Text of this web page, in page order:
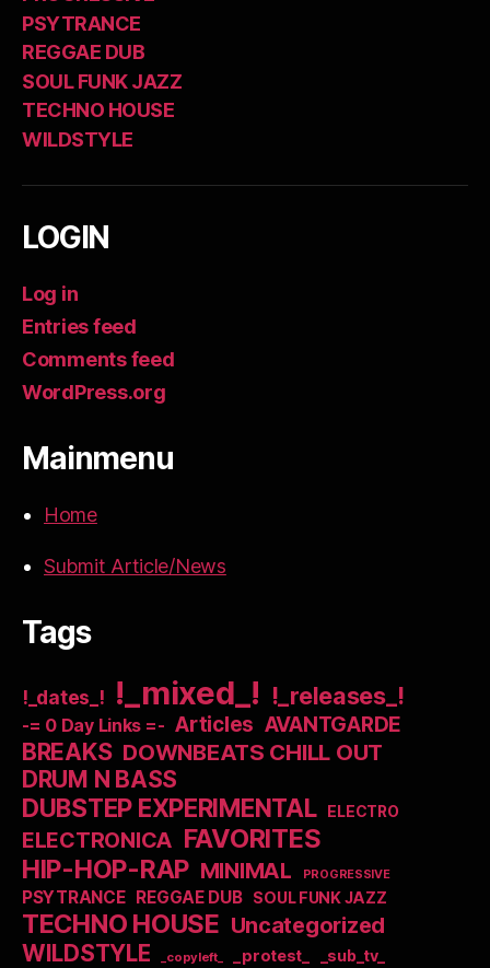
PSYTRANCE
REGGAE DUB
SOUL FUNK JAZZ
TECHNO HOUSE
WILDSTYLE
LOGIN
Log in
Entries feed
Comments feed
WordPress.org
Mainmenu
Home
Submit Article/News
Tags
!_dates_! !_mixed_! !_releases_!
-= 0 Day Links =- Articles AVANTGARDE
BREAKS DOWNBEATS CHILL OUT
DRUM N BASS
DUBSTEP EXPERIMENTAL ELECTRO
ELECTRONICA FAVORITES
HIP-HOP-RAP MINIMAL PROGRESSIVE
PSYTRANCE REGGAE DUB SOUL FUNK JAZZ
TECHNO HOUSE Uncategorized
WILDSTYLE _copyleft_ _protest_ _sub_tv_